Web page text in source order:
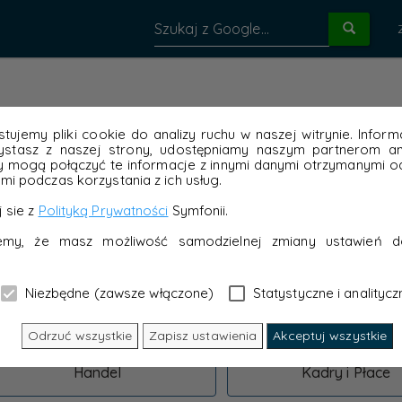
pliki cookie do analizy ruchu w naszej witrynie.
z naszej strony, udostępniamy naszym partnerom
mogą połączyć te informacje z innymi danymi otrzymanymi
podczas korzystania z ich usług.
sie z Polityką Prywatności Symfonii.
że masz możliwość samodzielnej zmiany ustawień
Niezbędne (zawsze włączone) Statystyczne i
Odrzuć wszystkie Zapisz ustawienia Akceptuj wszystkie
Handel Kadry i Płace
Handel Kadry i Płace